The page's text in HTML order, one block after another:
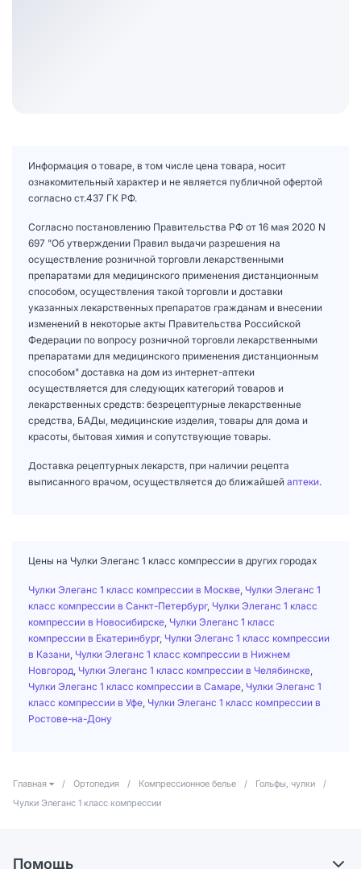
Информация о товаре, в том числе цена товара, носит
ознакомительный характер и не является публичной офертой
согласно ст.437 ГК РФ.
Согласно постановлению Правительства РФ от 16 мая 2020 N
697 "Об утверждении Правил выдачи разрешения на
осуществление розничной торговли лекарственными
препаратами для медицинского применения дистанционным
способом, осуществления такой торговли и доставки
указанных лекарственных препаратов гражданам и внесении
изменений в некоторые акты Правительства Российской
Федерации по вопросу розничной торговли лекарственными
препаратами для медицинского применения дистанционным
способом" доставка на дом из интернет-аптеки
осуществляется для следующих категорий товаров и
лекарственных средств: безрецептурные лекарственные
средства, БАДы, медицинские изделия, товары для дома и
красоты, бытовая химия и сопутствующие товары.
Доставка рецептурных лекарств, при наличии рецепта
выписанного врачом, осуществляется до ближайшей аптеки.
Цены на Чулки Элеганс 1 класс компрессии в других городах
Чулки Элеганс 1 класс компрессии в Москве, Чулки Элеганс 1
класс компрессии в Санкт-Петербург, Чулки Элеганс 1 класс
компрессии в Новосибирске, Чулки Элеганс 1 класс
компрессии в Екатеринбург, Чулки Элеганс 1 класс компрессии
в Казани, Чулки Элеганс 1 класс компрессии в Нижнем
Новгород, Чулки Элеганс 1 класс компрессии в Челябинске,
Чулки Элеганс 1 класс компрессии в Самаре, Чулки Элеганс 1
класс компрессии в Уфе, Чулки Элеганс 1 класс компрессии в
Ростове-на-Дону
Главная / Ортопедия / Компрессионное белье / Гольфы, чулки
/
Чулки Элеганс 1 класс компрессии
Помощь